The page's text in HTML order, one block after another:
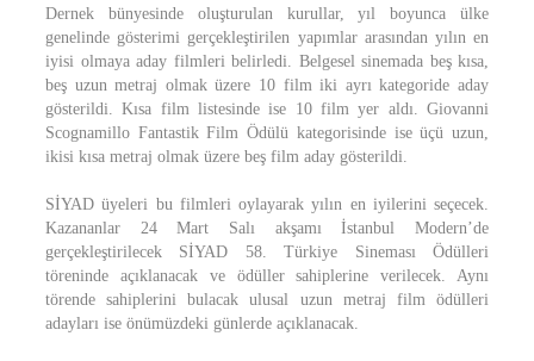
Dernek bünyesinde oluşturulan kurullar, yıl boyunca ülke
genelinde gösterimi gerçekleştirilen yapımlar arasından yılın en
iyisi olmaya aday filmleri belirledi. Belgesel sinemada beş kısa,
beş uzun metraj olmak üzere 10 film iki ayrı kategoride aday
gösterildi. Kısa film listesinde ise 10 film yer aldı. Giovanni
Scognamillo Fantastik Film Ödülü kategorisinde ise üçü uzun,
ikisi kısa metraj olmak üzere beş film aday gösterildi.
SİYAD üyeleri bu filmleri oylayarak yılın en iyilerini seçecek.
Kazananlar 24 Mart Salı akşamı İstanbul Modern’de
gerçekleştirilecek SİYAD 58. Türkiye Sineması Ödülleri
töreninde açıklanacak ve ödüller sahiplerine verilecek. Aynı
törende sahiplerini bulacak ulusal uzun metraj film ödülleri
adayları ise önümüzdeki günlerde açıklanacak.